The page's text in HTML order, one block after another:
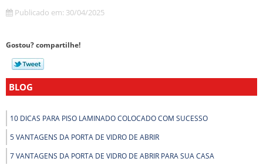
Publicado em: 30/04/2025
Gostou? compartilhe!
BLOG
10 DICAS PARA PISO LAMINADO COLOCADO COM SUCESSO
5 VANTAGENS DA PORTA DE VIDRO DE ABRIR
7 VANTAGENS DA PORTA DE VIDRO DE ABRIR PARA SUA CASA